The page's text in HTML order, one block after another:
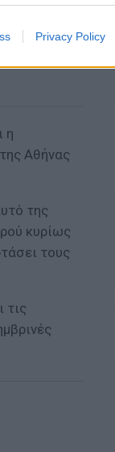
Privacy Policy
η
Αθήνας
της
κυρίως
τους
τις